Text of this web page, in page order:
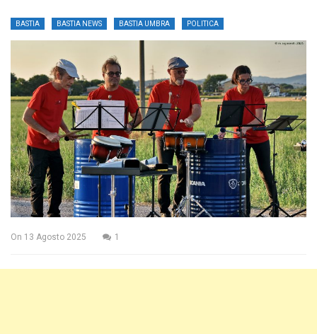
BASTIA BASTIA NEWS BASTIA UMBRA POLITICA
On 13 Agosto 2025 1